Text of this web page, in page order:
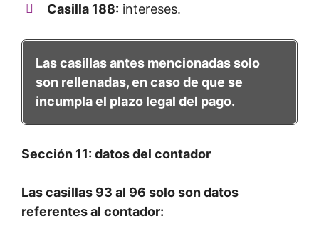
Casilla 188: intereses.
Las casillas antes mencionadas solo
son rellenadas, en caso de que se
incumpla el plazo legal del pago.
Sección 11: datos del contador
Las casillas 93 al 96 solo son datos
referentes al contador: